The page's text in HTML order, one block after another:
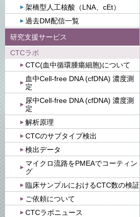
架橋型人工核酸（LNA、cEt）
過去DM配信一覧
研究支援サービス
CTCラボ
CTC(血中循環腫瘍細胞)について
血中Cell-free DNA (cfDNA) 濃度測
定
尿中Cell-free DNA (cfDNA) 濃度測
定
解析原理
CTCのサブタイプ検出
検出データ
マイクロ流路をPMEAでコーティン
グ
臨床サンプルにおけるCTC数の検証
ご依頼について
CTCラボニュース